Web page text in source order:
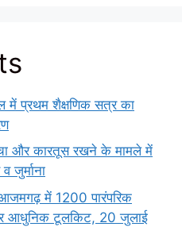
में प्रथम शैक्षणिक सत्र का
और कारतूस रखने के मामले में
जुर्माना
आजमगढ़ में 1200 पारंपरिक
और आधुनिक टूलकिट, 20 जुलाई